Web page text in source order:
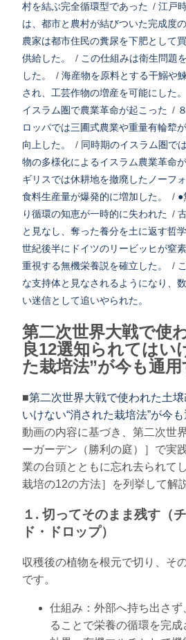
村を結ぶ完全循環型であった / 江戸
は、都市と農村が結びついた完成度
農家は都市住民の糞尿を下肥として
供給した。
/ この仕組みは衛生問題
した。
/ 海産物を原料とする干鰯や
され、工芸作物の増産を可能にした。
イスラム圏で農業革命が起こった /
ロッパでは三圃式農業や重量有輪犂
向上した。
/ 同時期のイスラム圏で
物の多様化によるイスラム農業革命が
ギリスでは休耕地を撤廃したノーフ
食料生産量が爆発的に増加した。
/ ●
り循環の知恵が一時的に失われた /
と見なし、奪った養分を土に返す哲
世紀後半にドイツのリービッヒが窒
重視する無機栄養説を確立した。
/
な支持体と見なされるようになり、
い迷信として追いやられた。
第二次世界大戦で使
良12選知られてはい
た栽培法”が今も通
■第二次世界大戦で使われた土
いけない“消された栽培法”が今
動画の内容に基づき、第二次世
ーガーデン（勝利の庭）］で実
業の台頭とともに忘れ去られて
栽培の12の方法］を列挙して解
１. 切ってそのまま残す（
ド・ドロップ）
収穫後の植物を根元で切り、そ
です。
仕組み：外部へ持ち出さ
ることで栄養の循環を完成